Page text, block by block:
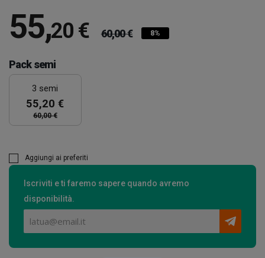
55,20 € 60,00 € 8%
Pack semi
3 semi
55,20 €
60,00 €
Aggiungi ai preferiti
Iscriviti e ti faremo sapere quando avremo
disponibilità.